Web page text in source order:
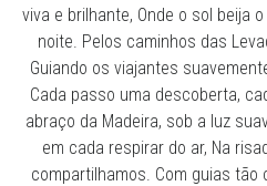
viva e brilhante, Onde o sol beija
noite. Pelos caminhos das
Guiando os viajantes
Cada passo uma descoberta,
abraço da Madeira, sob a luz
em cada respirar do ar, Na
compartilhamos. Com guias